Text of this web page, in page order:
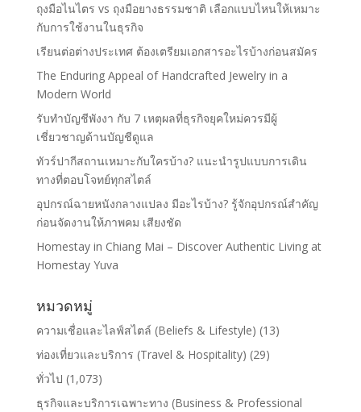
ถุงมือไนไตร vs ถุงมือยางธรรมชาติ เลือกแบบไหนให้เหมาะ
กับการใช้งานในธุรกิจ
เรียนต่อต่างประเทศ ต้องเตรียมเอกสารอะไรบ้างก่อนสมัคร
The Enduring Appeal of Handcrafted Jewelry in a
Modern World
รับทำบัญชีพังงา กับ 7 เหตุผลที่ธุรกิจยุคใหม่ควรมีผู้
เชี่ยวชาญด้านบัญชีดูแล
ทัวร์ปากีสถานเหมาะกับใครบ้าง? แนะนำรูปแบบการเดิน
ทางที่ตอบโจทย์ทุกสไตล์
อุปกรณ์ฉายหนังกลางแปลง มีอะไรบ้าง? รู้จักอุปกรณ์สำคัญ
ก่อนจัดงานให้ภาพคม เสียงชัด
Homestay in Chiang Mai – Discover Authentic Living at
Homestay Yuva
หมวดหมู่
ความเชื่อและไลฟ์สไตล์ (Beliefs & Lifestyle) (13)
ท่องเที่ยวและบริการ (Travel & Hospitality) (29)
ทั่วไป (1,073)
ธุรกิจและบริการเฉพาะทาง (Business & Professional